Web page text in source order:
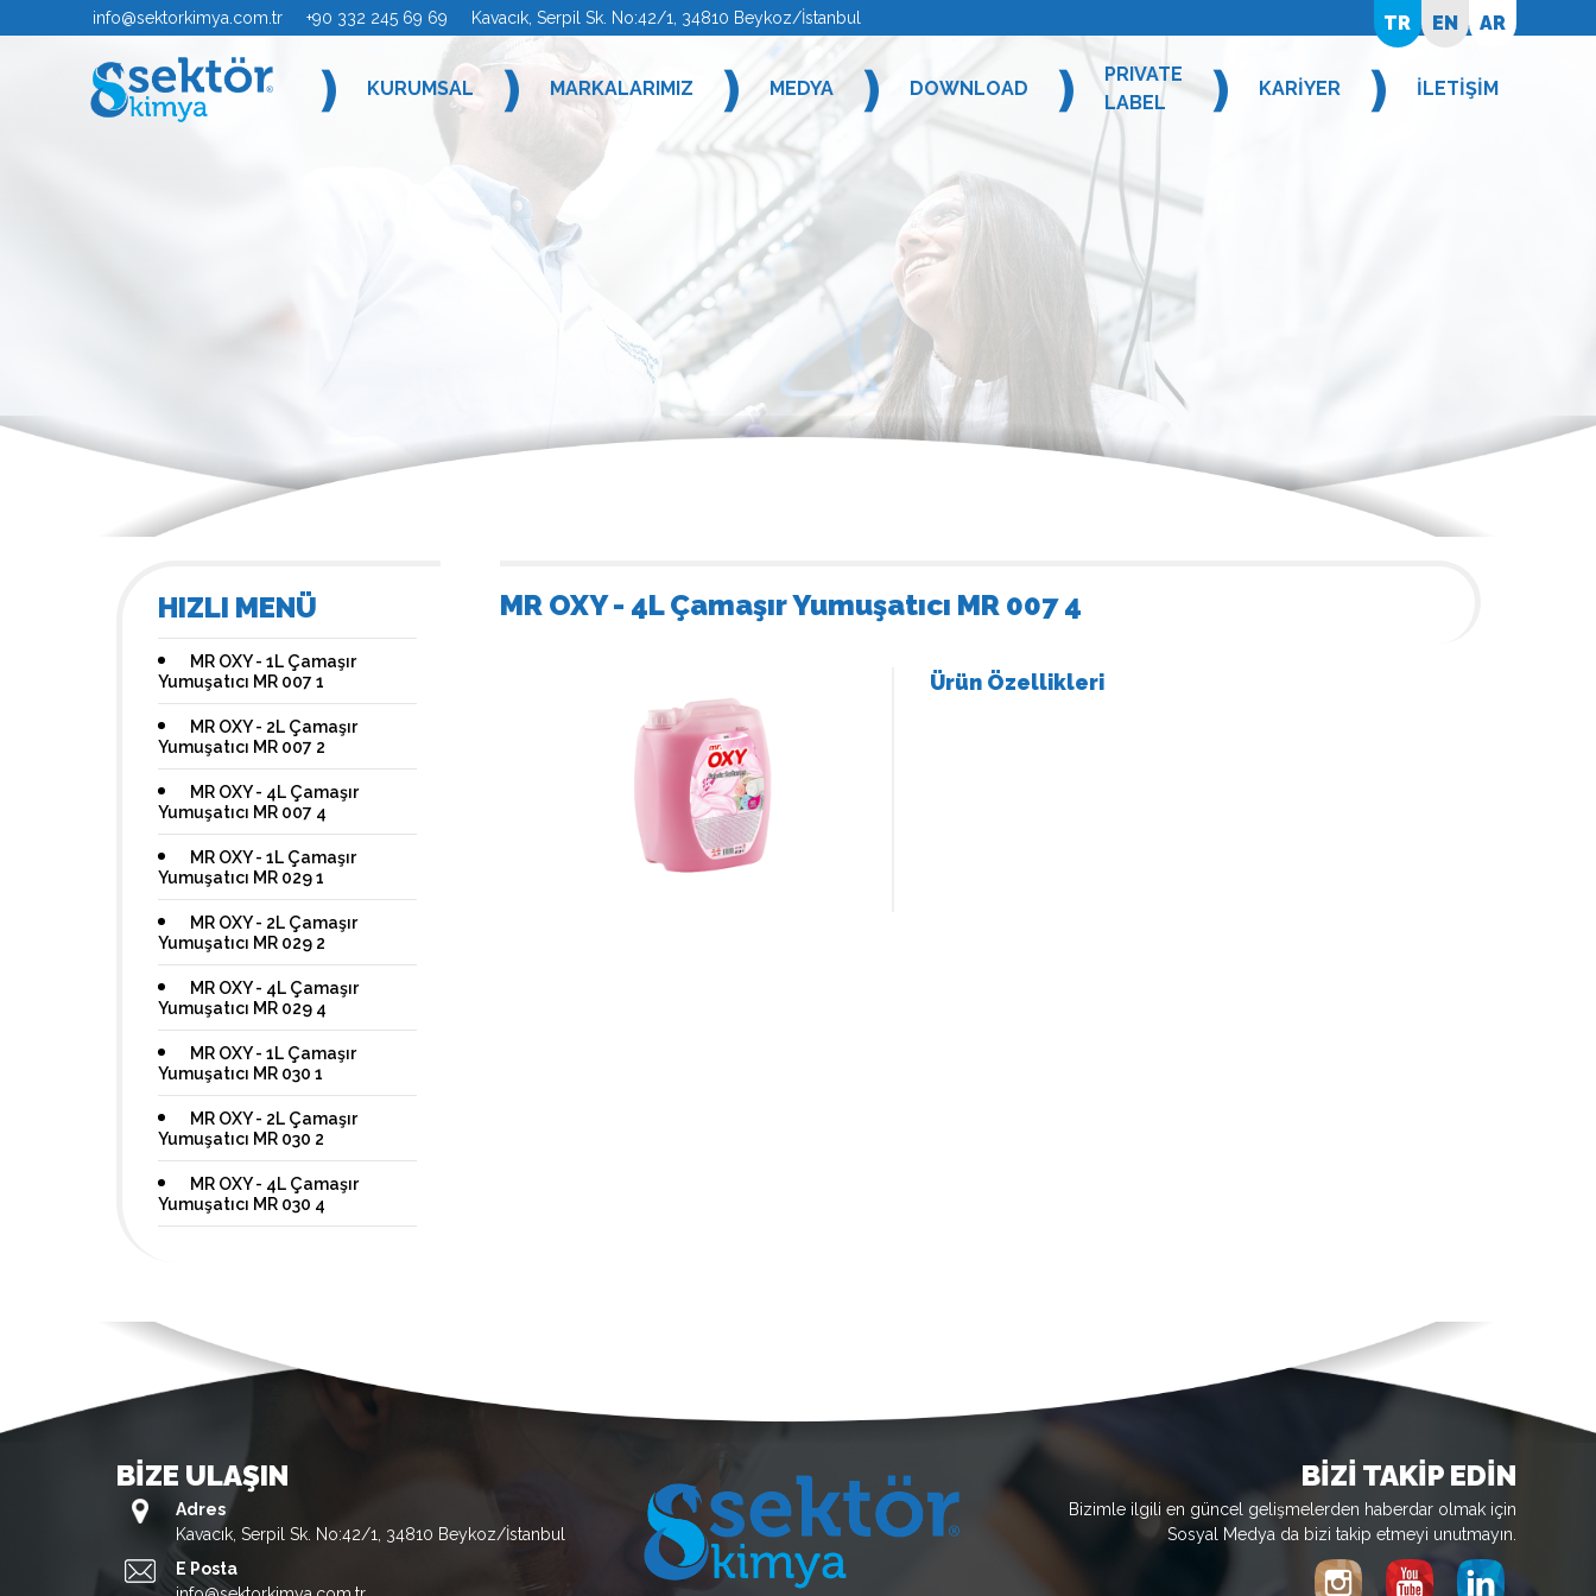
info@sektorkimya.com.tr+90 332 245 69 69 Kavacık, Serpil Sk. No:42/1, 34810 Beykoz/İstanbul TR EN AR
❫ KURUMSAL ❫ MARKALARIMIZ ❫ MEDYA ❫ DOWNLOAD ❫
PRIVATE
LABEL
❫ KARİYER ❫ İLETİŞİM
HIZLI MENÜ
MR OXY - 1L Çamaşır
Yumuşatıcı MR 007 1
MR OXY - 2L Çamaşır
Yumuşatıcı MR 007 2
MR OXY - 4L Çamaşır
Yumuşatıcı MR 007 4
MR OXY - 1L Çamaşır
Yumuşatıcı MR 029 1
MR OXY - 2L Çamaşır
Yumuşatıcı MR 029 2
MR OXY - 4L Çamaşır
Yumuşatıcı MR 029 4
MR OXY - 1L Çamaşır
Yumuşatıcı MR 030 1
MR OXY - 2L Çamaşır
Yumuşatıcı MR 030 2
MR OXY - 4L Çamaşır
Yumuşatıcı MR 030 4
MR OXY - 4L Çamaşır Yumuşatıcı MR 007 4
Ürün Özellikleri
BİZE ULAŞIN
Adres
Kavacık, Serpil Sk. No:42/1, 34810 Beykoz/İstanbul
E Posta
BİZİ TAKİP EDİN
Bizimle ilgili en güncel gelişmelerden haberdar olmak için
Sosyal Medya da bizi takip etmeyi unutmayın.